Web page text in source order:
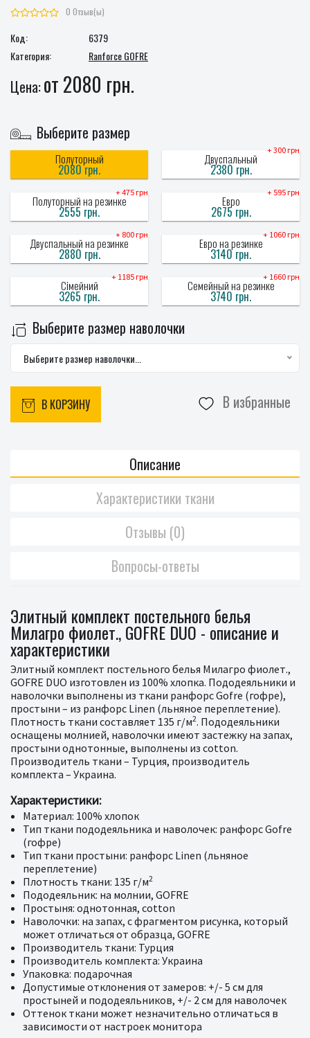
0 Отзыв(ы)
Код:
6379
Категория:
Ranforce GOFRE
Цена:от 2080 грн.
Выберите размер
Полуторный
2080 грн.
+ 300 грн
Двуспальный
2380 грн.
+ 475 грн
Полуторный на резинке
2555 грн.
+ 595 грн
Евро
2675 грн.
+ 800 грн
Двуспальный на резинке
2880 грн.
+ 1060 грн
Евро на резинке
3140 грн.
+ 1185 грн
Сімейний
3265 грн.
+ 1660 грн
Семейный на резинке
3740 грн.
Выберите размер наволочки
Выберите размер наволочки...
В КОРЗИНУ В избранные
Описание
Характеристики ткани
Отзывы (0)
Вопросы-ответы
Элитный комплект постельного белья
Милагро фиолет., GOFRE DUO - описание и
характеристики
Элитный комплект постельного белья Милагро фиолет.,
GOFRE DUO изготовлен из 100% хлопка. Пододеяльники и
наволочки выполнены из ткани ранфорс Gofre (гофре),
простыни – из ранфорс Linen (льняное переплетение).
Плотность ткани составляет 135 г/м2. Пододеяльники
оснащены молнией, наволочки имеют застежку на запах,
простыни однотонные, выполнены из cotton.
Производитель ткани – Турция, производитель
комплекта – Украина.
Характеристики:
Материал: 100% хлопок
Тип ткани пододеяльника и наволочек: ранфорс Gofre
(гофре)
Тип ткани простыни: ранфорс Linen (льняное
переплетение)
Плотность ткани: 135 г/м2
Пододеяльник: на молнии, GOFRE
Простыня: однотонная, cotton
Наволочки: на запах, с фрагментом рисунка, который
может отличаться от образца, GOFRE
Производитель ткани: Турция
Производитель комплекта: Украина
Упаковка: подарочная
Допустимые отклонения от замеров: +/- 5 см для
простыней и пододеяльников, +/- 2 см для наволочек
Оттенок ткани может незначительно отличаться в
зависимости от настроек монитора